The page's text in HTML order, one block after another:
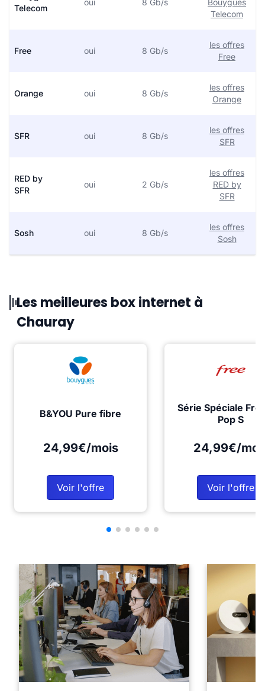
Telecom
oui 8 Gb/s
Bouygues
Telecom
Free oui 8 Gb/s
les offres
Free
Orange oui 8 Gb/s
les offres
Orange
SFR oui 8 Gb/s
les offres
SFR
RED by
SFR
oui 2 Gb/s
les offres
RED by
SFR
Sosh oui 8 Gb/s
les offres
Sosh
Les meilleures box internet à
Chauray
B&YOU Pure fibre
24,99€/mois
Voir l'offre
Série Spéciale
Pop S
24,99€/
Voir l'offre